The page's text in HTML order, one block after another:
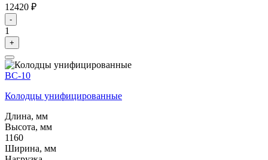
12420 ₽
-
1
+
ВС-10
Колодцы унифицированные
Длина, мм
Высота, мм
1160
Ширина, мм